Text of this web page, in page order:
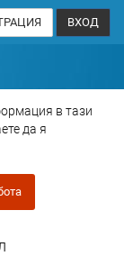
ВХОД
в тази
да я